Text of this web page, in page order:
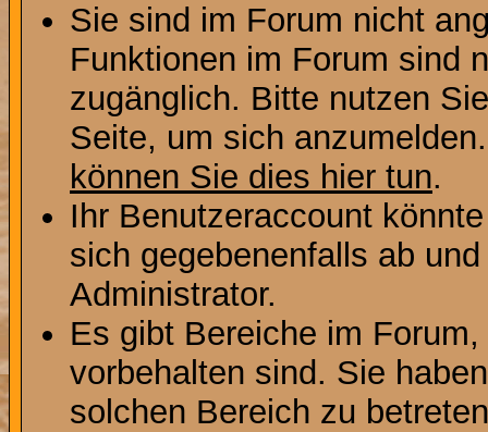
Sie sind im Forum nicht
Funktionen im Forum sind
zugänglich. Bitte nutzen
Seite, um sich
können Sie dies hier tun.
Ihr Benutzeraccount
sich gegebenenfalls ab
Administrator.
Es gibt Bereiche im
vorbehalten sind. Sie
solchen Bereich zu